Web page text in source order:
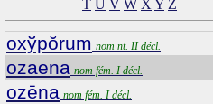
T U V W X Y Z
oxўpŏrum nom nt. II décl.
ozaena nom fém. I décl.
ozēna nom fém. I décl.